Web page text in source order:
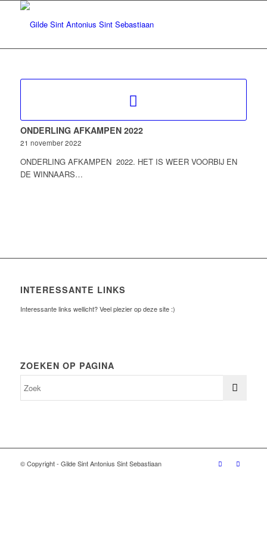
ONDERLING AFKAMPEN 2022
21 november 2022
ONDERLING AFKAMPEN 2022. HET IS WEER VOORBIJ EN
DE WINNAARS…
INTERESSANTE LINKS
Interessante links wellicht? Veel plezier op deze site :)
ZOEKEN OP PAGINA
© Copyright - Gilde Sint Antonius Sint Sebastiaan